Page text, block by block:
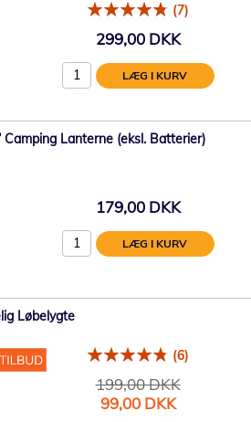
(7)
299,00 DKK
LÆG I KURV
Camping Lanterne (eksl. Batterier)
179,00 DKK
LÆG I KURV
Løbelygte
(6)
199,00 DKK
Tilbudspris
99,00 DKK